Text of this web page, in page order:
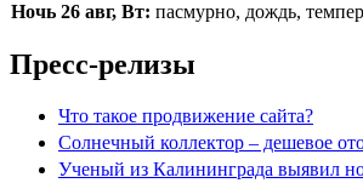
Ночь 26 авг, Вт: пасмурно, дождь,
Пресс-релизы
Что такое продвижение сайта?
Солнечный коллектор – дешевое
Ученый из Калининграда выявил